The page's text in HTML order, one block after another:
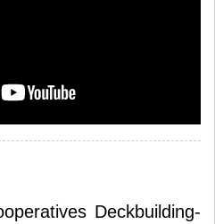
Deckbuilding-